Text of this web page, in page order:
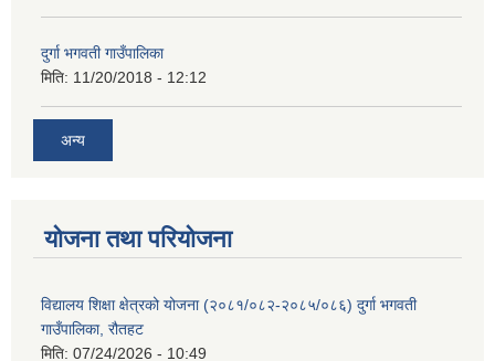
दुर्गा भगवती गाउँपालिका
मिति: 11/20/2018 - 12:12
अन्य
योजना तथा परियोजना
विद्यालय शिक्षा क्षेत्रको योजना (२०८१/०८२-२०८५/०८६) दुर्गा भगवती
गाउँपालिका, रौतहट
मिति: 07/24/2026 - 10:49